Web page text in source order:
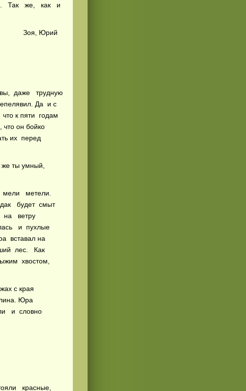
Так же, как и
Зоя, Юрий
даже трудную
Да и с
к пяти годам
он бойко
их перед
же ты умный,
метели.
будет смыт
на ветру
и пухлые
вставал на
лес. Как
хвостом,
с края
Юра
и словно
красные,